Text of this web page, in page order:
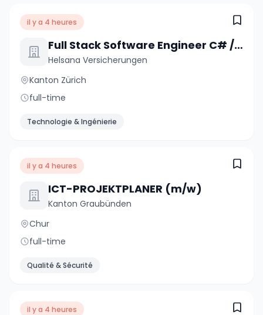
il y a 4 heures
Full Stack Software Engineer C# / .NET / React (a) 80-100%
Helsana Versicherungen
Kanton Zürich
full-time
Technologie & Ingénierie
il y a 4 heures
ICT-PROJEKTPLANER (m/w)
Kanton Graubünden
Chur
full-time
Qualité & Sécurité
il y a 4 heures